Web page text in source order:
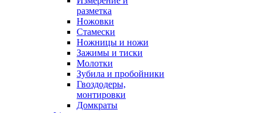
разметка
Ножовки
Стамески
Ножницы и ножи
Зажимы и тиски
Молотки
Зубила и пробойники
Гвоздодеры,
монтировки
Домкраты